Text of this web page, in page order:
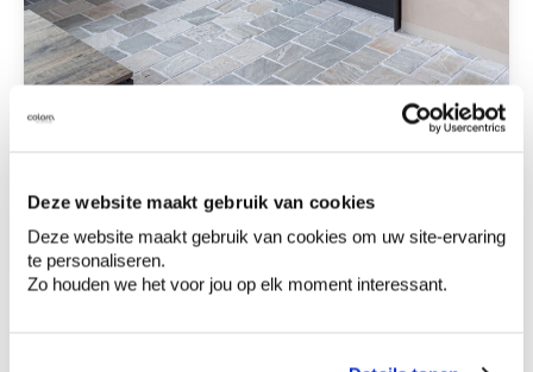
Deze website maakt gebruik van cookies
Deze website maakt gebruik van cookies om uw site-ervaring
te personaliseren.
Zo houden we het voor jou op elk moment interessant.
Voir l'image d'inspiration